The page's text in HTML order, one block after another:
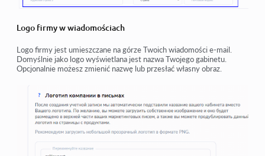
Logo firmy w wiadomościach
Logo firmy jest umieszczane na górze Twoich wiadomości e-mail.
Domyślnie jako logo wyświetlana jest nazwa Twojego gabinetu.
Opcjonalnie możesz zmienić nazwę lub przesłać własny obraz.